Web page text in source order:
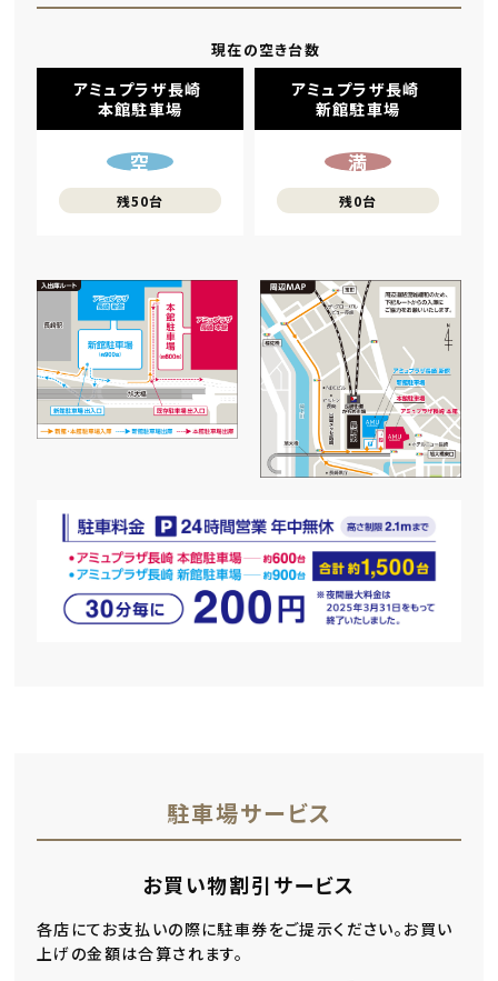
現在の空き台数
アミュプラザ長崎
本館駐車場
空
残50台
アミュプラザ長崎
新館駐車場
満
残0台
駐車場サービス
お買い物割引サービス
各店にてお支払いの際に駐車券をご提示ください。お買い
上げの金額は合算されます。